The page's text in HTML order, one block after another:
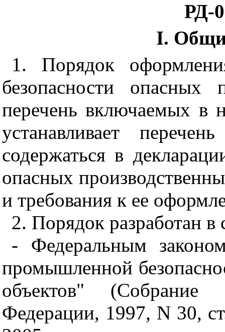
РД-
I.
1. Порядок
безопасности опасных
перечень включаемых в
устанавливает
содержаться в
опасных
и требования к ее
2. Порядок разработан в
- Федеральным
промышленной
объектов" (Собрание
Федерации, 1997, N 30,